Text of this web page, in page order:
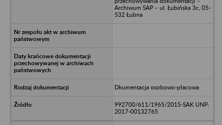
Archiwum SAP – ul. Łubińska 3c, 05-
532 Łubna
Dkumentacja osobowo-płacowa
992700/611/1965/2015-SAK UNP:
2017-00132765